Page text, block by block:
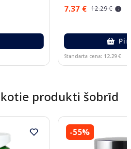
7.37 € 12.29 €
Standarta cena: 12.29 €
produkti šobrīd
-55%